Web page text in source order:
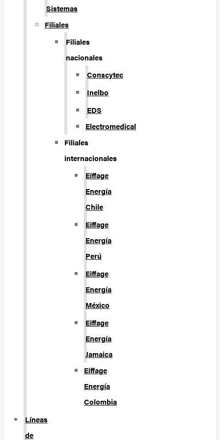
Sistemas
Filiales
Filiales
nacionales
Conscytec
Inelbo
EDS
Electromedical
Filiales
internacionales
Eiffage
Energía
Chile
Eiffage
Energía
Perú
Eiffage
Energía
México
Eiffage
Energía
Jamaica
Eiffage
Energía
Colombia
Líneas
de